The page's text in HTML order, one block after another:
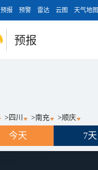
预报 预警 雷达 云图 天气地图
预报
> 四川 >南充 >顺庆
今天 7天